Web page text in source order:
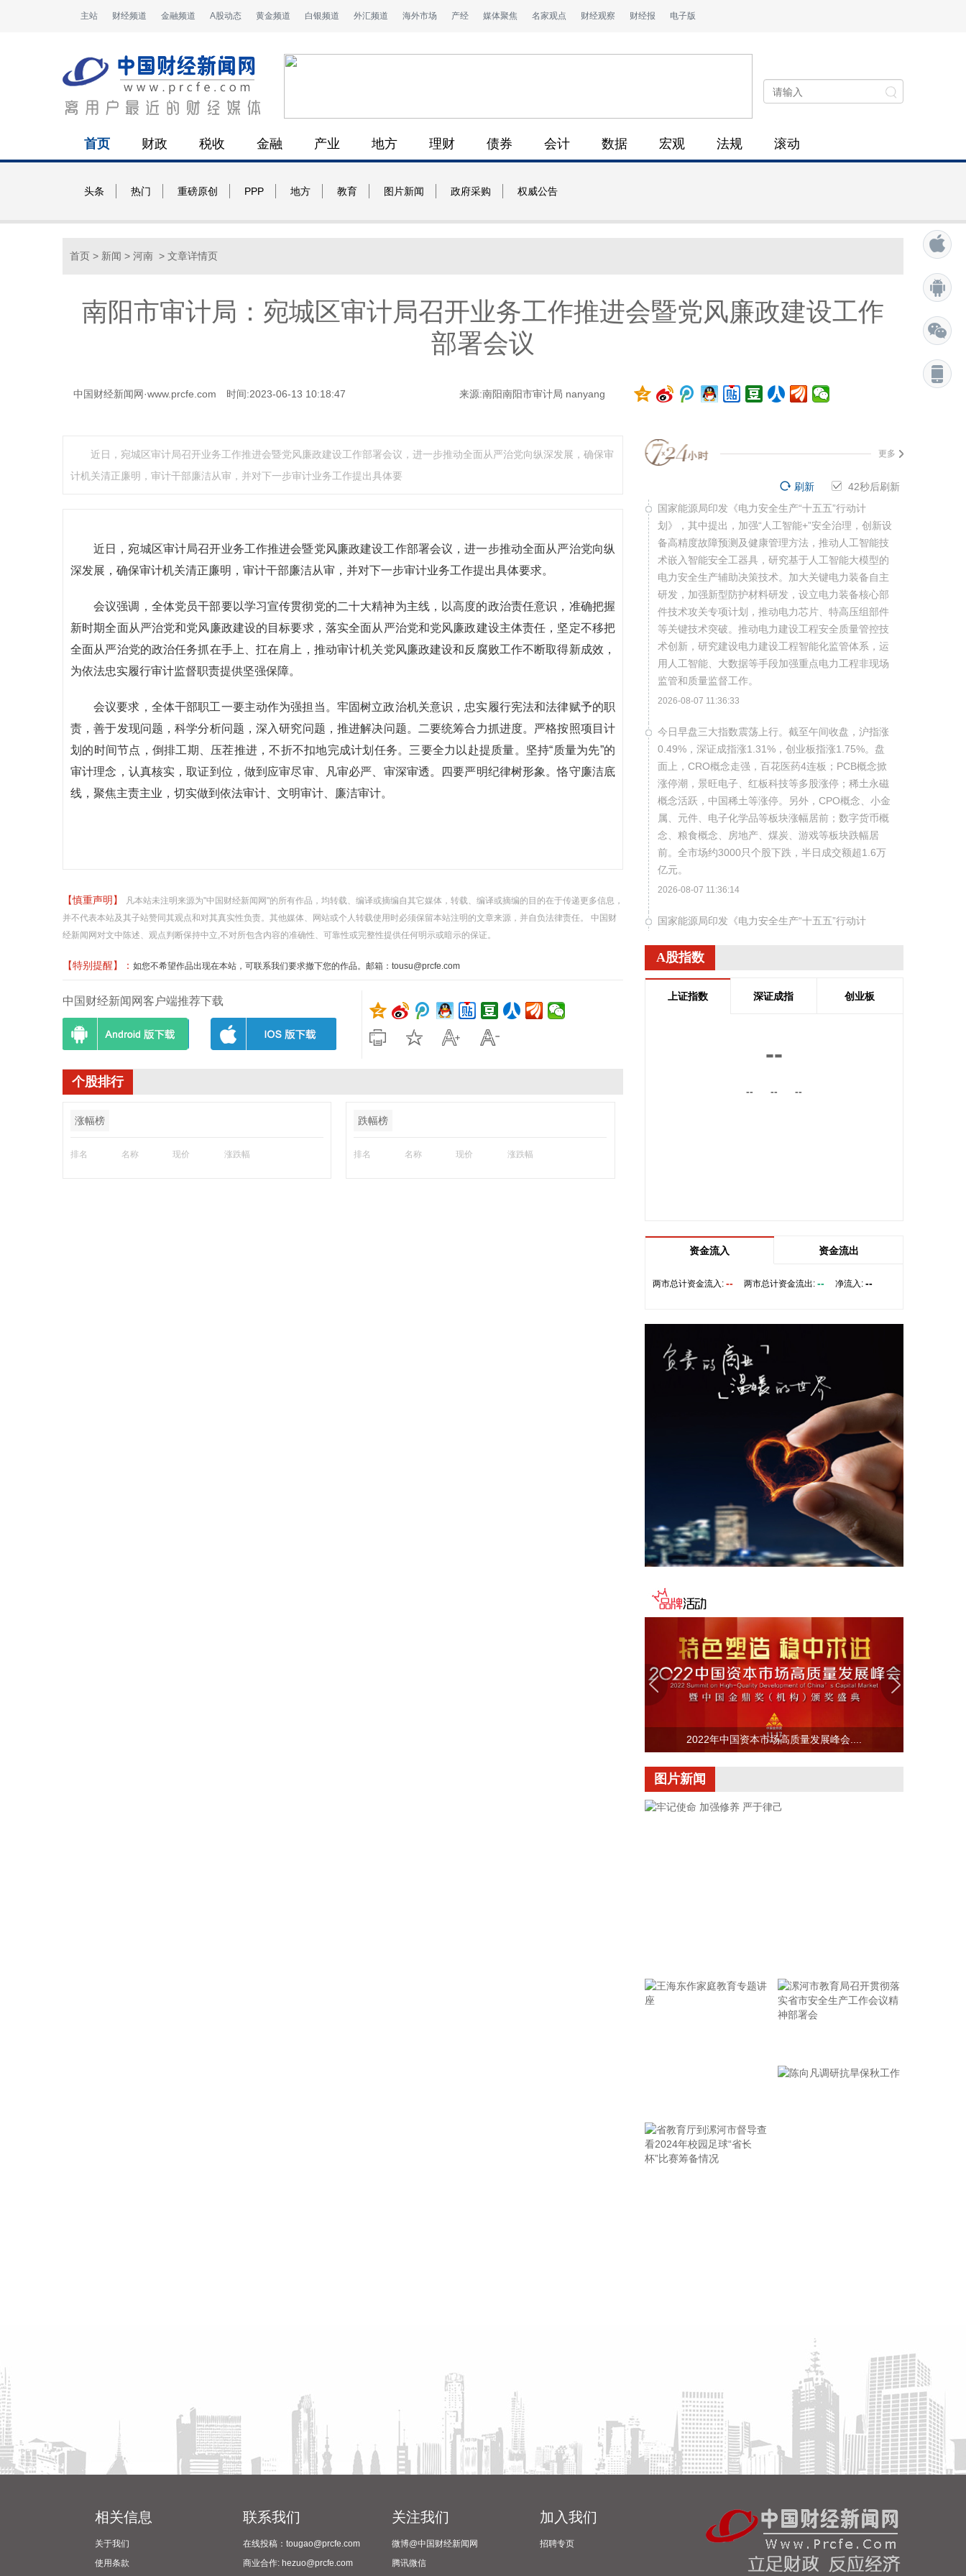
主站 财经频道 金融频道 A股动态 黄金频道 白银频道 外汇频道 海外市场 产经 媒体聚焦 名家观点 财经观察 财经报 电子版
首页 财政 税收 金融 产业 地方 理财 债券 会计 数据 宏观 法规 滚动
头条 热门 重磅原创 PPP 地方 教育 图片新闻 政府采购 权威公告
首页 > 新闻 > 河南 > 文章详情页
南阳市审计局：宛城区审计局召开业务工作推进会暨党风廉政建设工作
部署会议
中国财经新闻网·www.prcfe.com 时间:2023-06-13 10:18:47 来源:南阳南阳市审计局 nanyang
近日，宛城区审计局召开业务工作推进会暨党风廉政建设工作部署会议，进一步推动全面从严治党向纵深发展，确保审
计机关清正廉明，审计干部廉洁从审，并对下一步审计业务工作提出具体要
近日，宛城区审计局召开业务工作推进会暨党风廉政建设工作部署会议，进一步推动全面从严治党向纵
深发展，确保审计机关清正廉明，审计干部廉洁从审，并对下一步审计业务工作提出具体要求。
会议强调，全体党员干部要以学习宣传贯彻党的二十大精神为主线，以高度的政治责任意识，准确把握
新时期全面从严治党和党风廉政建设的目标要求，落实全面从严治党和党风廉政建设主体责任，坚定不移把
全面从严治党的政治任务抓在手上、扛在肩上，推动审计机关党风廉政建设和反腐败工作不断取得新成效，
为依法忠实履行审计监督职责提供坚强保障。
会议要求，全体干部职工一要主动作为强担当。牢固树立政治机关意识，忠实履行宪法和法律赋予的职
责，善于发现问题，科学分析问题，深入研究问题，推进解决问题。二要统筹合力抓进度。严格按照项目计
划的时间节点，倒排工期、压茬推进，不折不扣地完成计划任务。三要全力以赴提质量。坚持“质量为先”的
审计理念，认真核实，取证到位，做到应审尽审、凡审必严、审深审透。四要严明纪律树形象。恪守廉洁底
线，聚焦主责主业，切实做到依法审计、文明审计、廉洁审计。
【慎重声明】
凡本站未注明来源为"中国财经新闻网"的所有作品，均转载、编译或摘编自其它媒体，转载、编译或摘编的目的在于传递更多信息，
并不代表本站及其子站赞同其观点和对其真实性负责。其他媒体、网站或个人转载使用时必须保留本站注明的文章来源，并自负法律责任。 中国财
经新闻网对文中陈述、观点判断保持中立,不对所包含内容的准确性、可靠性或完整性提供任何明示或暗示的保证。
【特别提醒】： 如您不希望作品出现在本站，可联系我们要求撤下您的作品。邮箱：tousu@prcfe.com
中国财经新闻网客户端推荐下载
个股排行
涨幅榜
排名 名称 现价 涨跌幅
跌幅榜
排名 名称 现价 涨跌幅
更多
41秒后刷新
刷新
国家能源局印发《电力安全生产“十五五”行动计
划》，其中提出，加强“人工智能+”安全治理，创新设
备高精度故障预测及健康管理方法，推动人工智能技
术嵌入智能安全工器具，研究基于人工智能大模型的
电力安全生产辅助决策技术。加大关键电力装备自主
研发，加强新型防护材料研发，设立电力装备核心部
件技术攻关专项计划，推动电力芯片、特高压组部件
等关键技术突破。推动电力建设工程安全质量管控技
术创新，研究建设电力建设工程智能化监管体系，运
用人工智能、大数据等手段加强重点电力工程非现场
监管和质量监督工作。
2026-08-07 11:36:33
今日早盘三大指数震荡上行。截至午间收盘，沪指涨
0.49%，深证成指涨1.31%，创业板指涨1.75%。盘
面上，CRO概念走强，百花医药4连板；PCB概念掀
涨停潮，景旺电子、红板科技等多股涨停；稀土永磁
概念活跃，中国稀土等涨停。另外，CPO概念、小金
属、元件、电子化学品等板块涨幅居前；数字货币概
念、粮食概念、房地产、煤炭、游戏等板块跌幅居
前。全市场约3000只个股下跌，半日成交额超1.6万
亿元。
2026-08-07 11:36:14
国家能源局印发《电力安全生产“十五五”行动计
化建设取得明显进展，电力安全生产责任全面落实，
电力安全风险分级管控和隐患排查治理双重预防机制
有效运转，重大灾害防范和应急处置能力显著增强，
据扬子江船业7日消息，扬子江船业近日发布2026年
企查查APP显示，近日，杭州天铁智算科技有限公司
的业务外包服务；人工智能基础资源与技术平台；集
2026-08-07 10:55:32
海关总署公布数据显示，中国7月出口（以美元计
价）同比增23.9%，进口同比增27.5%，贸易顺差
据网宿科技消息，近日，网宿科技与趋境科技宣布达
成深度战略合作。双方将面向企业级AI推理市场，整
合技术与资源优势，共同打造高性价比、高品质、高
可靠的AI Token生产体系，助力AI应用向更多行业、
更深场景规模化落地。
2026-08-07 10:48:11
海关总署今天公布统计数据显示，今年前7个月：我
国民营企业进出口17.16万亿元，同比增长了
大外贸主体地位。同期，外商投资企业进出口8.78万
亿元，增长了17.6%；国有企业进出口4.14万亿元，
增长了17.3%。
2026-08-07 10:45:16
为筑牢食品安全防线，有力打击食用植物油非法添加
行为，近日，市场监管总局发布《食品补充检验方法
食用植物油是群众日常膳食的必需品，其质量安全直
合成的食品增香添加剂，长期摄入违规添加的乙基麦
可靠的优势，可实现对乙基麦芽酚的精准定性与定量
检测。 下一步，市场监管部门将强化方法应用，严厉
打击食用植物油非法添加、掺杂掺假违法行为，倒逼
国出口机电产品11.12万亿元，增长21.2%，占我国
整体出口的63.8%，比去年同期提升了3.8个百分点。
其中：电动汽车、锂电池、风力发电机组等绿色低碳
据中电鑫龙消息，近日，中电鑫龙签订淮安涟水国际
机场航站区改扩建工程项目合同。此次合作，公司将
为新建T2航站楼提供高品质的智能型低压配电成套设
备。
2026-08-07 10:26:26
8月6日，有市场消息称，刚果（金）已发布最新行政
铜矿的产品为粗铜及电积铜，卡莫阿-卡库拉铜矿的产
品为阳极板及粗铜，不属于刚果（金）禁止出口的产
A股指数
上证指数 深证成指 创业板
--
-- -- --
资金流入 资金流出
两市总计资金流入: -- 两市总计资金流出: -- 净流入: --
2022年中国资本市场高质量发展峰会....
图片新闻
座
实省市安全生产工作会议
相关信息
关于我们
使用条款
联系我们
在线投稿：tougao@prcfe.com
商业合作: hezuo@prcfe.com
关注我们
微博@中国财经新闻网
腾讯微信
加入我们
招聘专页